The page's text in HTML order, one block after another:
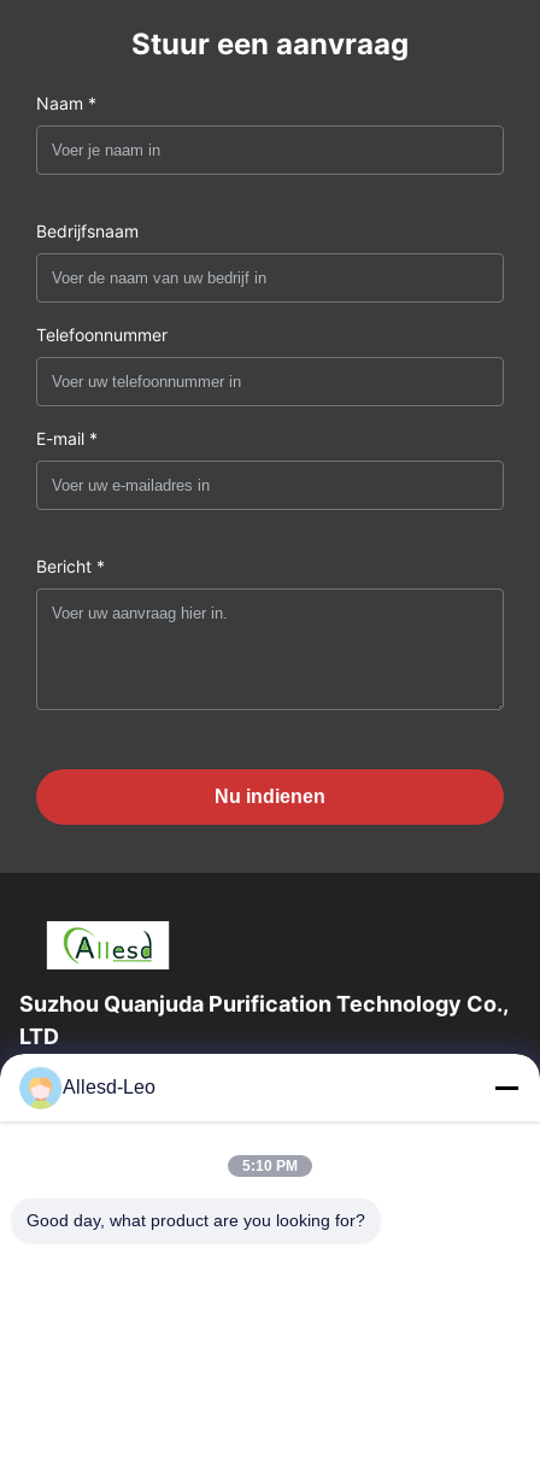
Stuur een aanvraag
Naam *
Bedrijfsnaam
Telefoonnummer
E-mail *
Bericht *
Nu indienen
Suzhou Quanjuda Purification Technology Co.,
LTD
16years ervaring, als belangrijke fabrikant en exporteur van
ESD & Cleanroom producten, bieden wij een volledige lijn van
Huis
Producten
Allesd-Leo
5:10 PM
Good day, what product are you looking for?